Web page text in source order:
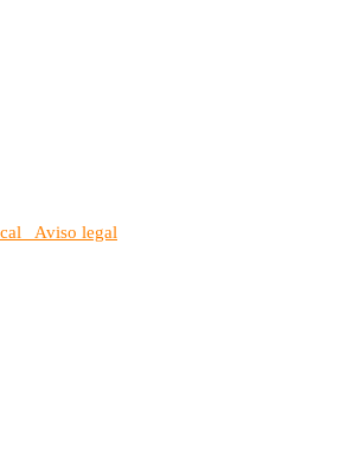
Aviso legal